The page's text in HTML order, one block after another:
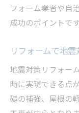
フォーム業者や自
成功のポイントです
リフォームで地
地震対策リフォー
時に実現できる点
礎の補強、屋根の